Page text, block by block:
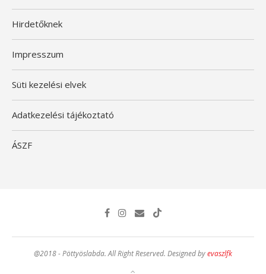
Hirdetőknek
Impresszum
Süti kezelési elvek
Adatkezelési tájékoztató
ÁSZF
@2018 - Pöttyöslabda. All Right Reserved. Designed byevaszlfk